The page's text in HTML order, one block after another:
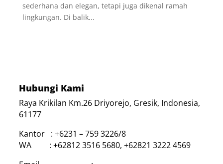
sederhana dan elegan, tetapi juga dikenal ramah
lingkungan. Di balik...
Hubungi Kami
Raya Krikilan Km.26 Driyorejo, Gresik, Indonesia,
61177
Kantor : +6231 – 759 3226/8
WA : +62812 3516 5680, +62821 3222 4569